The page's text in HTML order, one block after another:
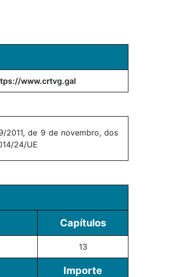
www.crtvg.gal
de 9 de novembro, dos
24/UE
Capítulos
13
Importe